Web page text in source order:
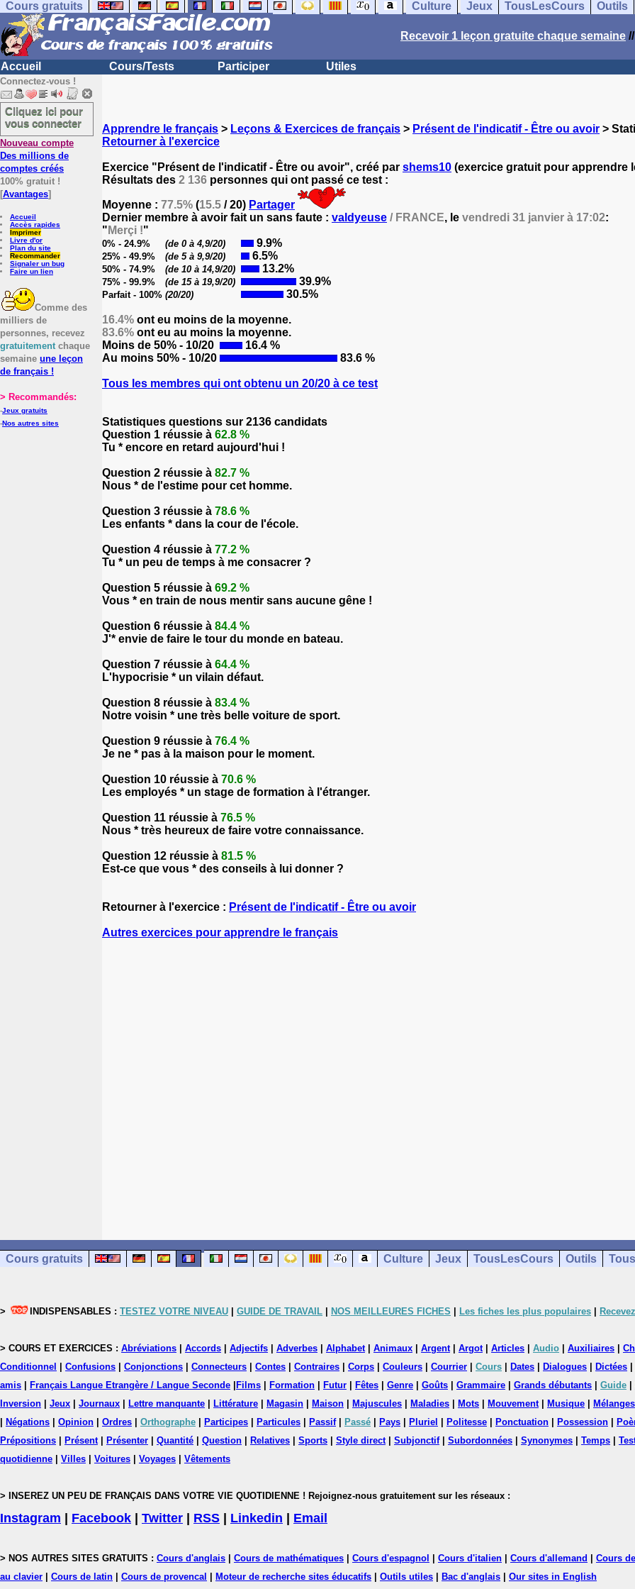
Cours gratuits Culture Jeux TousLesCours Outils
Recevoir 1 leçon gratuite chaque semaine //
Accueil Cours/Tests Participer Utiles
Connectez-vous !
Cliquez ici pour
vous connecter
Nouveau compte
Des millions de
comptes créés
100% gratuit !
[Avantages]
Accueil
Accès rapides
Imprimer
Livre d'or
Plan du site
Recommander
Signaler un bug
Faire un lien
Comme des
milliers de
personnes, recevez
gratuitementchaque
semaine une leçon
de français !
> Recommandés:
-Jeux gratuits
-Nos autres sites
Apprendre le français > Leçons & Exercices de français > Présent de l'indicatif - Être ou avoir >
Retourner à l'exercice
Exercice "Présent de l'indicatif - Être ou avoir", créé par shems10 (exercice gratuit pour apprendre
Résultats des 2 136 personnes qui ont passé ce test :
Moyenne : 77.5% (15.5 / 20) Partager
Dernier membre à avoir fait un sans faute : valdyeuse / FRANCE, le vendredi 31 janvier à 17:02:
" Merçi !"
0% - 24.9% (de 0 à 4,9/20) 9.9%
25% - 49.9% (de 5 à 9,9/20) 6.5%
50% - 74.9% (de 10 à 14,9/20) 13.2%
75% - 99.9% (de 15 à 19,9/20) 39.9%
Parfait - 100% (20/20) 30.5%
16.4% ont eu moins de la moyenne.
83.6% ont eu au moins la moyenne.
Moins de 50% - 10/20
16.4 %
Au moins 50% - 10/20
83.6 %
Tous les membres qui ont obtenu un 20/20 à ce test
Statistiques questions sur 2136 candidats
Question 1 réussie à 62.8 %
Tu * encore en retard aujourd'hui !
Question 2 réussie à 82.7 %
Nous * de l'estime pour cet homme.
Question 3 réussie à 78.6 %
Les enfants * dans la cour de l'école.
Question 4 réussie à 77.2 %
Tu * un peu de temps à me consacrer ?
Question 5 réussie à 69.2 %
Vous * en train de nous mentir sans aucune gêne !
Question 6 réussie à 84.4 %
J'* envie de faire le tour du monde en bateau.
Question 7 réussie à 64.4 %
L'hypocrisie * un vilain défaut.
Question 8 réussie à 83.4 %
Notre voisin * une très belle voiture de sport.
Question 9 réussie à 76.4 %
Je ne * pas à la maison pour le moment.
Question 10 réussie à 70.6 %
Les employés * un stage de formation à l'étranger.
Question 11 réussie à 76.5 %
Nous * très heureux de faire votre connaissance.
Question 12 réussie à 81.5 %
Est-ce que vous * des conseils à lui donner ?
Retourner à l'exercice : Présent de l'indicatif - Être ou avoir
Autres exercices pour apprendre le français
Cours gratuits Culture Jeux TousLesCours Outils
> INDISPENSABLES : TESTEZ VOTRE NIVEAU GUIDE DE TRAVAIL NOS MEILLEURES FICHES Les fiches les plus populaires
> COURS ET EXERCICES : Abréviations Accords Adjectifs Adverbes Alphabet| Animaux Argent| Argot| Articles Audio Auxiliaires
Conditionnel
Confusions Conjonctions Connecteurs Contes Contraires Corps Couleurs Courrier Cours Dates Dialogues Dictées
amis
Français Langue Etrangère / Langue Seconde Films Formation Futur Fêtes Genre Goûts Grammaire Grands débutants Guide
Inversion
Jeux Journaux Lettre manquante Littérature Magasin Maison Majuscules Maladies Mots Mouvement| Musique Mélanges
Négations Opinion Ordres Orthographe Participes Particules Passif| Passé Pays Pluriel Politesse Ponctuation Possession
Prépositions
Présent| Présenter Quantité Question Relatives Sports Style direct| Subjonctif| Subordonnées Synonymes Temps
quotidienne
Villes Voitures Voyages Vêtements
> INSEREZ UN PEU DE FRANÇAIS DANS VOTRE VIE QUOTIDIENNE ! Rejoignez-nous gratuitement sur les réseaux :
Instagram Facebook Twitter RSS Linkedin Email
> NOS AUTRES SITES GRATUITS : Cours d'anglais Cours de mathématiques Cours d'espagnol Cours d'italien Cours d'allemand Cours
au clavier
Cours de latin Cours de provencal Moteur de recherche sites éducatifs Outils utiles Bac d'anglais Our sites in English